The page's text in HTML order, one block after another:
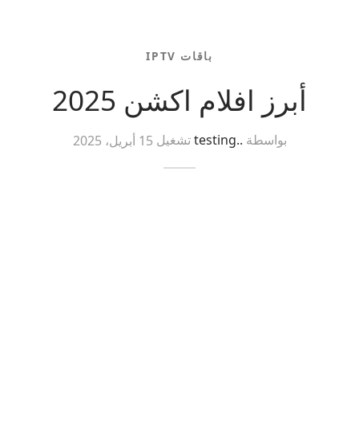
باقات IPTV
أبرز افلام اكشن 2025
بواسطة ..testing تشغيل 15 أبريل، 2025